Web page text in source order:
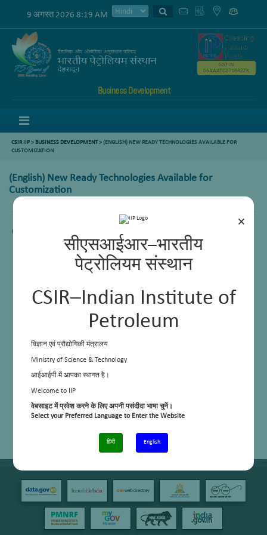
×
सीएसआईआर–भारतीय
पेट्रोलियम संस्थान
CSIR–Indian Institute of
Petroleum
विज्ञान एवं प्रौद्योगिकी मंत्रालय
Ministry of Science & Technology
आईआईपी में आपका स्वागत है।
Welcome to IIP
वेबसाइट में प्रवेश करने के लिए अपनी पसंदीदा भाषा चुनें।
Select your Preferred Language to Enter the Website
हिंदी English
9 अगस्त 2026 8:19 AM
Business Development
GSTIN
05AAATC2716R2ZK
CSIR IIP> BUSINESS DEVELOPMENT> (ENGLISH) NEW READY TECHNOLOGIES AVAILABLE FOR
CUSTOMIZATION
(English) New Ready Technologies Available for
Customization
Content not available.